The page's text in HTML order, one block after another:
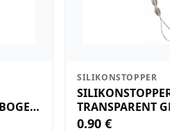
SILIKONSTOPPER
SILIKONSTOPPER
TRANSPARENT
KLEIN
0.90 €